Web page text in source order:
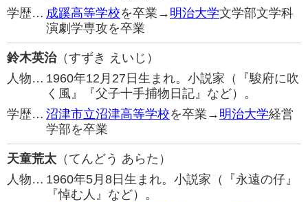
学歴… 成蹊高等学校を卒業→ 明治大学文学部文学科
演劇学専攻を卒業
鈴木英治（すずき えいじ）
人物… 1960年12月27日生まれ。小説家（『駿府に吹
く風』『父子十手捕物日記』など）。
学歴… 沼津市立沼津高等学校を卒業→ 明治大学経営
学部を卒業
天童荒太 （てんどう あらた）
人物… 1960年5月8日生まれ。小説家（『永遠の仔』
『悼む人』など）。